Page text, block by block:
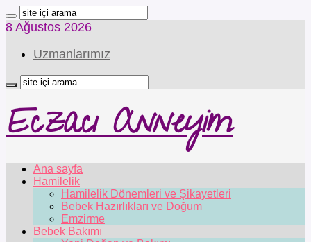
8 Ağustos 2026
Uzmanlarımız
Eczacı Anneyim
Ana sayfa
Hamilelik
Hamilelik Dönemleri ve Şikayetleri
Bebek Hazırlıkları ve Doğum
Emzirme
Bebek Bakımı